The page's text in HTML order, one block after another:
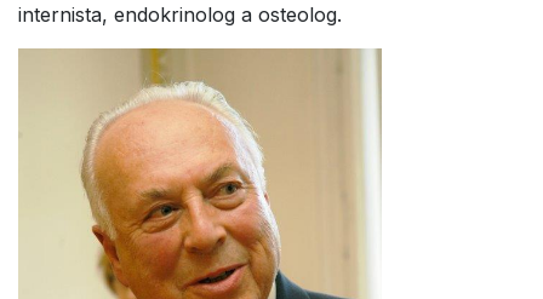
internista, endokrinolog a osteolog.